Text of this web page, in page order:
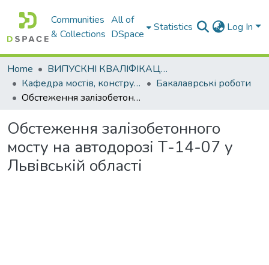
Communities
& Collections
All of
DSpace
Statistics Log In
Home
ВИПУСКНІ КВАЛІФІКАЦІЙНІ РОБОТИ
Кафедра мостів, конструкцій та будівельної механіки
Бакалаврські роботи
Обстеження залізобетонного мосту на автодорозі Т-14-07 у Львівській області
Обстеження залізобетонного
мосту на автодорозі Т-14-07 у
Львівській області